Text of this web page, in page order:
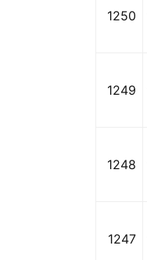
1250
1249
1248
1247